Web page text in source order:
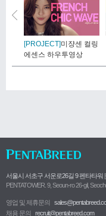
[PROJECT]미쟝센 컬링
에센스 하우투영상
서울시 서초구 서운로26길 9 펜타타워
PENTATOWER. 9, Seoun-ro 26-gil,
영업 및 제휴문의
채용 문의
recruit@pentabreed.com